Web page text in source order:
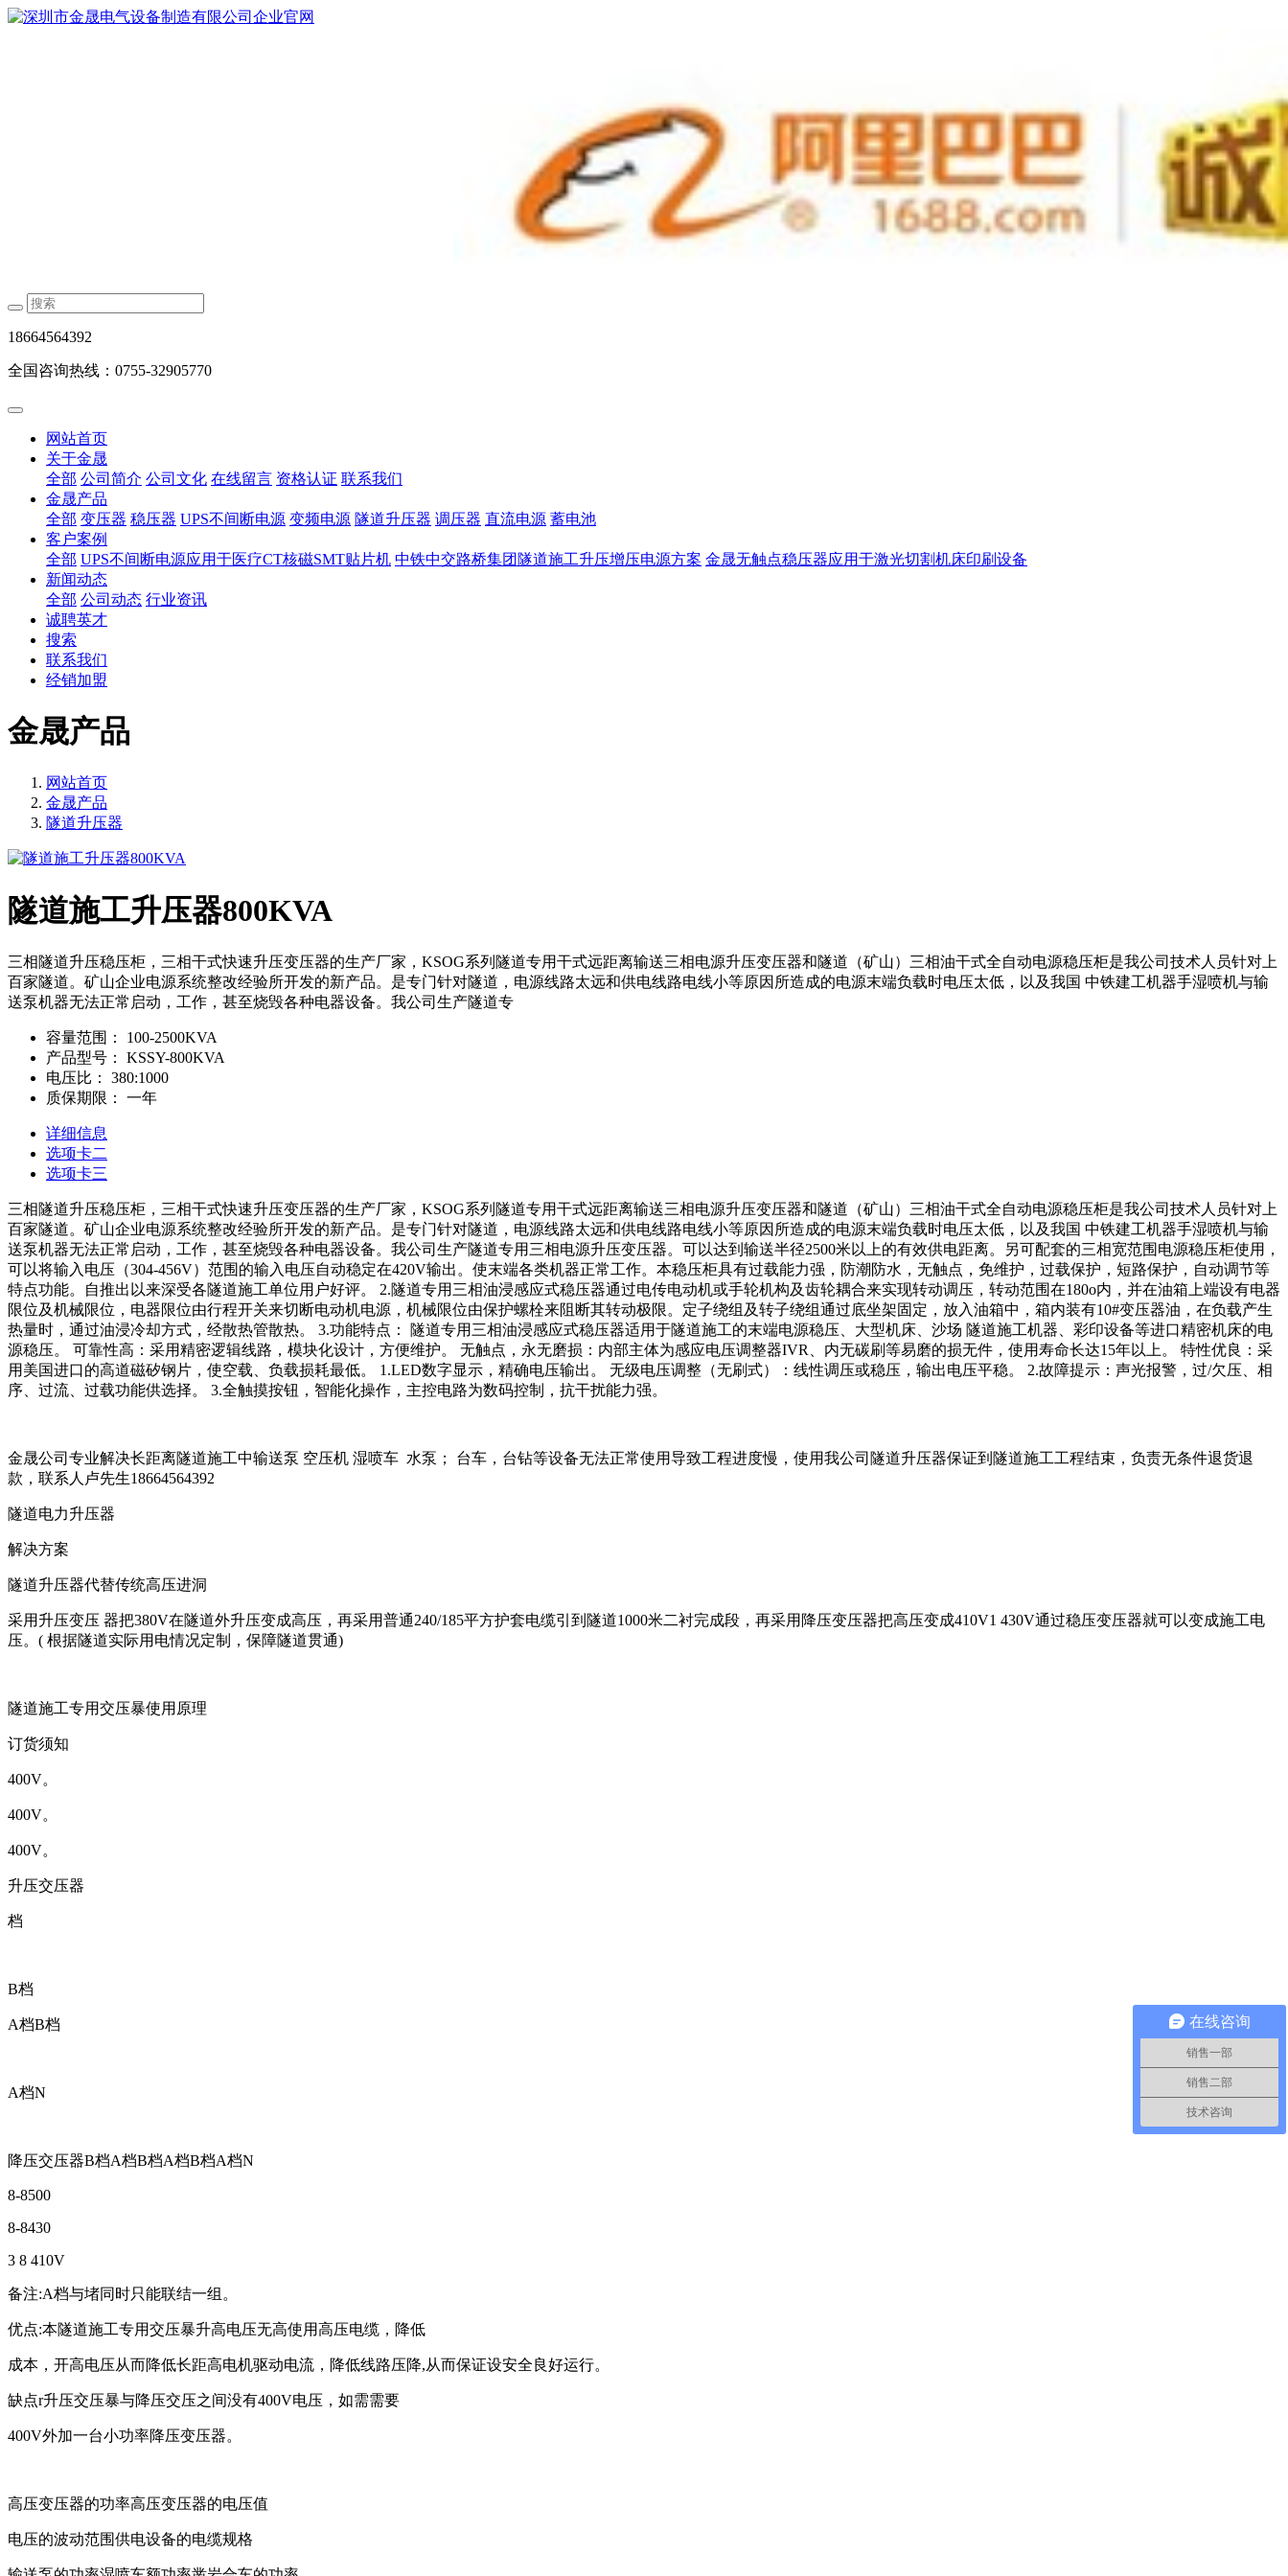
18664564392
全国咨询热线：0755-32905770
网站首页
关于金晟
全部 公司简介 公司文化 在线留言 资格认证 联系我们
金晟产品
全部 变压器 稳压器 UPS不间断电源 变频电源 隧道升压器 调压器 直流电源 蓄电池
客户案例
全部 UPS不间断电源应用于医疗CT核磁SMT贴片机 中铁中交路桥集团隧道施工升压增压电源方案 金晟无触点稳压器应用于激光切割机床印刷设备
新闻动态
全部 公司动态 行业资讯
诚聘英才
搜索
联系我们
经销加盟
金晟产品
网站首页
金晟产品
隧道升压器
隧道施工升压器800KVA
三相隧道升压稳压柜，三相干式快速升压变压器的生产厂家，KSOG系列隧道专用干式远距离输送三相电源升压变压器和隧道（矿山）三相油干式全自动电源稳压柜是我公司技术人员针对上
百家隧道。矿山企业电源系统整改经验所开发的新产品。是专门针对隧道，电源线路太远和供电线路电线小等原因所造成的电源末端负载时电压太低，以及我国 中铁建工机器手湿喷机与输
送泵机器无法正常启动，工作，甚至烧毁各种电器设备。我公司生产隧道专
容量范围：
100-2500KVA
产品型号：
KSSY-800KVA
电压比：
380:1000
质保期限：
一年
详细信息
选项卡二
选项卡三
三相隧道升压稳压柜，三相干式快速升压变压器的生产厂家，KSOG系列隧道专用干式远距离输送三相电源升压变压器和隧道（矿山）三相油干式全自动电源稳压柜是我公司技术人员针对上
百家隧道。矿山企业电源系统整改经验所开发的新产品。是专门针对隧道，电源线路太远和供电线路电线小等原因所造成的电源末端负载时电压太低，以及我国 中铁建工机器手湿喷机与输
送泵机器无法正常启动，工作，甚至烧毁各种电器设备。我公司生产隧道专用三相电源升压变压器。可以达到输送半径2500米以上的有效供电距离。另可配套的三相宽范围电源稳压柜使用，
可以将输入电压（304-456V）范围的输入电压自动稳定在420V输出。使末端各类机器正常工作。本稳压柜具有过载能力强，防潮防水，无触点，免维护，过载保护，短路保护，自动调节等
特点功能。自推出以来深受各隧道施工单位用户好评。 2.隧道专用三相油浸感应式稳压器通过电传电动机或手轮机构及齿轮耦合来实现转动调压，转动范围在180o内，并在油箱上端设有电器
限位及机械限位，电器限位由行程开关来切断电动机电源，机械限位由保护螺栓来阻断其转动极限。定子绕组及转子绕组通过底坐架固定，放入油箱中，箱内装有10#变压器油，在负载产生
热量时，通过油浸冷却方式，经散热管散热。 3.功能特点： 隧道专用三相油浸感应式稳压器适用于隧道施工的末端电源稳压、大型机床、沙场 隧道施工机器、彩印设备等进口精密机床的电
源稳压。 可靠性高：采用精密逻辑线路，模块化设计，方便维护。 无触点，永无磨损：内部主体为感应电压调整器IVR、内无碳刷等易磨的损无件，使用寿命长达15年以上。 特性优良：采
用美国进口的高道磁矽钢片，使空载、负载损耗最低。 1.LED数字显示，精确电压输出。 无级电压调整（无刷式）：线性调压或稳压，输出电压平稳。 2.故障提示：声光报警，过/欠压、相
序、过流、过载功能供选择。 3.全触摸按钮，智能化操作，主控电路为数码控制，抗干扰能力强。
金晟公司专业解决长距离隧道施工中输送泵 空压机 湿喷车 水泵； 台车，台钻等设备无法正常使用导致工程进度慢，使用我公司隧道升压器保证到隧道施工工程结束，负责无条件退货退
款，联系人卢先生18664564392
隧道电力升压器
解决方案
隧道升压器代替传统高压进洞
采用升压变压 器把380V在隧道外升压变成高压，再采用普通240/185平方护套电缆引到隧道1000米二衬完成段，再采用降压变压器把高压变成410V1 430V通过稳压变压器就可以变成施工电
压。( 根据隧道实际用电情况定制，保障隧道贯通)
隧道施工专用交压暴使用原理
订货须知
400V。
400V。
400V。
升压交压器
档
B档
A档B档
A档N
降压交压器B档A档B档A档B档A档N
8-8500
8-8430
3 8 410V
备注:A档与堵同时只能联结一组。
优点:本隧道施工专用交压暴升高电压无高使用高压电缆，降低
成本，开高电压从而降低长距高电机驱动电流，降低线路压降,从而保证设安全良好运行。
缺点r升压交压暴与降压交压之间没有400V电压，如需需要
400V外加一台小功率降压变压器。
高压变压器的功率高压变压器的电压值
电压的波动范围供电设备的电缆规格
在线咨询
销售一部
销售二部
技术咨询